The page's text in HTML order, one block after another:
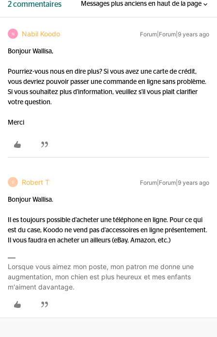
2 commentaires Messages plus anciens en haut de la page
N Nabil Koodo Forum|Forum|9 years ago
Bonjour Wallisa,
Pourriez-vous nous en dire plus? Si vous avez une carte de crédit,
vous devriez pouvoir passer une commande en ligne sans problème.
Si vous souhaitez plus d'information, veuillez s'il vous plait clarifier
votre question.
Merci
R Robert T Forum|Forum|9 years ago
Bonjour Wallisa.
Il es toujours possible d'acheter une téléphone en ligne. Pour ce qui
est du case, Koodo ne vend pas d'accessoires en ligne présentement.
Il vous faudra en acheter un ailleurs (eBay, Amazon, etc.)
Lorsque vous aimez mon poste, mon patron me donne une
augmentation, mon chien est plus heureux et mes enfants
m'aiment davantage.